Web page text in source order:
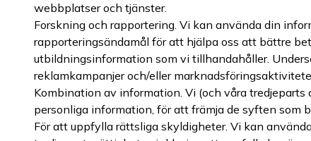
webbplatser och tjänster.
Forskning och rapportering. Vi kan använda din
rapporteringsändamål för att hjälpa oss att bättre
utbildningsinformation som vi tillhandahåller.
reklamkampanjer och/eller
Kombination av information. Vi (och våra
personliga information, för att främja de syften som
För att uppfylla rättsliga skyldigheter. Vi kan